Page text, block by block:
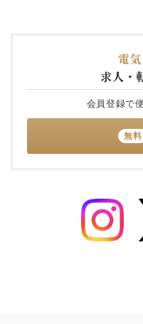
電
求人・
会員登録で
無料